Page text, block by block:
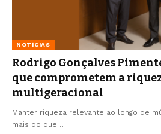
NOTÍCIAS
Rodrigo Gonçalves
que comprometem a
multigeracional
Manter riqueza relevante ao longo de
mais do que…